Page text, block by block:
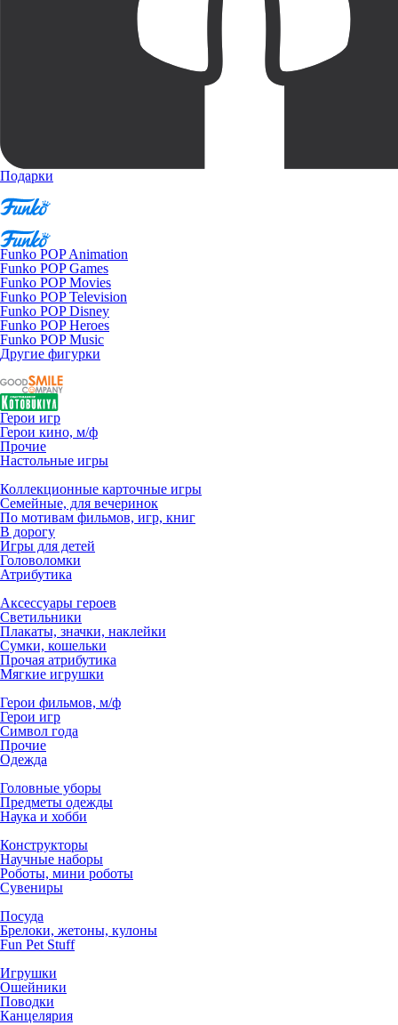
Подарки
Funko POP Animation
Funko POP Games
Funko POP Movies
Funko POP Television
Funko POP Disney
Funko POP Heroes
Funko POP Music
Другие фигурки
Герои игр
Герои кино, м/ф
Прочие
Настольные игры
Коллекционные карточные игры
Семейные, для вечеринок
По мотивам фильмов, игр, книг
В дорогу
Игры для детей
Головоломки
Атрибутика
Аксессуары героев
Светильники
Плакаты, значки, наклейки
Сумки, кошельки
Прочая атрибутика
Мягкие игрушки
Герои фильмов, м/ф
Герои игр
Символ года
Прочие
Одежда
Головные уборы
Предметы одежды
Наука и хобби
Конструкторы
Научные наборы
Роботы, мини роботы
Сувениры
Посуда
Брелоки, жетоны, кулоны
Fun Pet Stuff
Игрушки
Ошейники
Поводки
Канцелярия